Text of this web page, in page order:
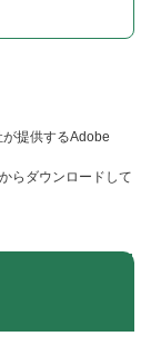
提供するAdobe
らダウンロードして